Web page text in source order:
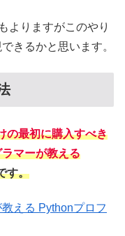
よりますがこのやり
きるかと思います。
の最初に購入すべき
マーが教える
す。
える Pythonプロフ